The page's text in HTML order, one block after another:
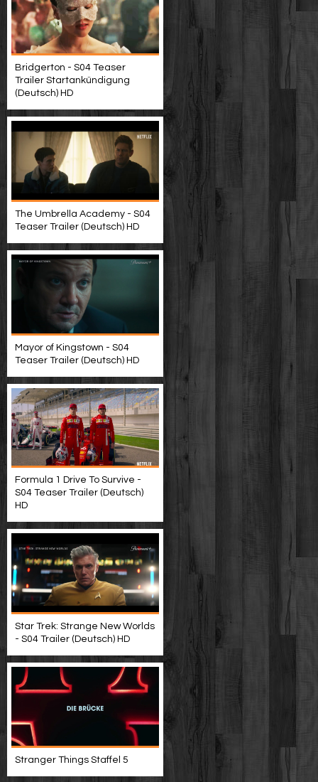
Bridgerton - S04 Teaser
Trailer Startankündigung
(Deutsch) HD
The Umbrella Academy - S04
Teaser Trailer (Deutsch) HD
Mayor of Kingstown - S04
Teaser Trailer (Deutsch) HD
Formula 1 Drive To Survive -
S04 Teaser Trailer (Deutsch)
HD
Star Trek: Strange New Worlds
- S04 Trailer (Deutsch) HD
Stranger Things Staffel 5